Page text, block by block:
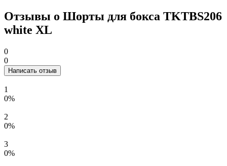
Отзывы о Шорты для бокса TKTBS206
white XL
0
0
Написать отзыв
1
0%
2
0%
3
0%